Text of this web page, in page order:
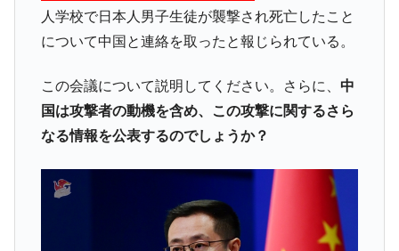
『Money1』
米国下院「韓国の公務員個人をターゲット
にぶん殴る法案」提出！⇒ クーパン問題は合衆国企業に対
する差別。許してはおかぬ
『Money1』
韓国ボンクラ政策室長･金容範、株価暴落に
他人事のような発言。
『Money1』
韓国半導体『SKハイニックス』2026年2Qの
『Money1』
韓国･加徳島新国際空港「またも暗礁」の危
機 ⇒ 10.7兆では損が出るからできない。
【速報】韓国株式市場の暴落・本日07月29
人学校で日本人男子生徒が襲撃され死亡したこと
について中国と連絡を取ったと報じられている。
この会議について説明してください。さらに、 中
国は攻撃者の動機を含め、この攻撃に関するさら
なる情報を公表するのでしょうか？